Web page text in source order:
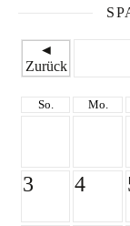
◄
Zurück
So. Mo.
3 4